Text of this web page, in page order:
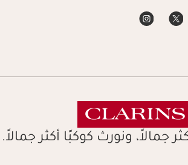
جمالاً، ونورث كوكبًا أكثر جمالاً.